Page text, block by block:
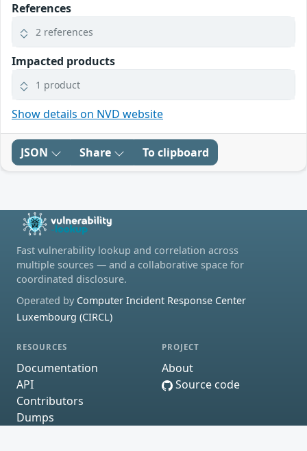
References
2 references
Impacted products
1 product
Show details on NVD website
JSON Share To clipboard
Fast vulnerability lookup and correlation across
multiple sources — and a collaborative space for
coordinated disclosure.
Operated by Computer Incident Response Center
Luxembourg (CIRCL)
RESOURCES
Documentation
API
Contributors
Dumps
PROJECT
About
Source code